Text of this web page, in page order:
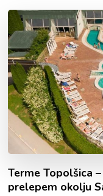
Terme Topolšica
prelepem okolju